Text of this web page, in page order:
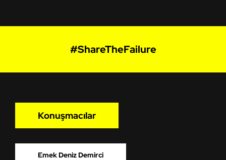
#ShareTheFailure
Konuşmacılar
Emek Deniz Demirci